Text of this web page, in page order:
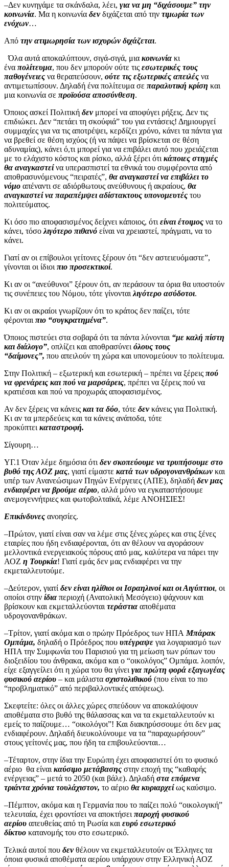
–Δεν κυνηγάμε τα σκάνδαλα, λέει, για να μη “διχάσουμε” την
κοινωνία. Μα η κοινωνία δενδιχάζεται από την τιμωρία των
ενόχων…
Από την ατιμωρησία των ισχυρών διχάζεται.
Όλα αυτά αποκαλύπτουν, σιγά-σιγά, μια κοινωνία κι
ένα πολίτευμα, που δεν μπορούν ούτε τις εσωτερικές τους
παθογένειες να θεραπεύσουν, ούτε τις εξωτερικές απειλές να
αντιμετωπίσουν. Δηλαδή ένα πολίτευμα σε παραλυτική κρίση και
μια κοινωνία σε προϊούσα αποσύνθεση.
Όποιος ασκεί Πολιτική δενμπορεί να αποφύγει ρήξεις. Δεν τις
επιδιώκει. Δεν “πετάει τη σκούφιά” του για εντάσεις! Δημιουργεί
συμμαχίες για να τις αποτρέψει, κερδίζει χρόνο, κάνει τα πάντα για
να βρεθεί σε θέση ισχύος (ή να πάψει να βρίσκεται σε θέση
αδυναμίας), κάνει ό,τι μπορεί για να επιβάλει αυτό που χρειάζεται
με το ελάχιστο κόστος και ρίσκο, αλλά ξέρει ότι κάποιες στιγμές
θα αναγκαστείνα υπερασπιστεί τα εθνικά του συμφέροντα από
αποθρασυνόμενους “πειρατές”, θα αναγκαστεί να επιβάλει το
νόμο απέναντι σε αδιόρθωτους ανεύθυνους ή ακραίους, θα
αναγκαστεί να παραπέμψει αδίστακτους υπονομευτές του
πολιτεύματος.
Κι όσο πιο αποφασισμένος δείχνει κάποιος, ότι είναι έτοιμος να το
κάνει, τόσο λιγότερο πιθανό είναι να χρειαστεί, πράγματι, να το
κάνει.
Γιατί αν οι επίβουλοι γείτονες ξέρουν ότι “δεν αστειευόμαστε”,
γίνονται οι ίδιοι πιο προσεκτικοί.
Κι αν οι “ανεύθυνοι” ξέρουν ότι, αν περάσουν τα όρια θα υποστούν
τις συνέπειες του Νόμου, τότε γίνονται λιγότερο ασύδοτοι.
Κι αν οι ακραίοι γνωρίζουν ότι το κράτος δεν παίζει, τότε
φέρονται πιο “συγκρατημένα”.
Όποιος πιστεύει στα σοβαρά ότι τα πάντα λύνονται “με καλή πίστη
και διάλογο”, οπλίζει και αποθρασύνει όλους τους
“δαίμονες”, που απειλούν τη χώρα και υπονομεύουν το πολίτευμα.
Στην Πολιτική – εξωτερική και εσωτερική – πρέπει να ξέρεις πού
να φρενάρεις και πού να μαρσάρεις, πρέπει να ξέρεις πού να
κρατιέσαι και πού να προχωράς αποφασισμένος.
Αν δεν ξέρεις να κάνεις και τα δύο, τότε δενκάνεις για Πολιτική.
Κι αν τα μπερδεύεις και τα κάνεις ανάποδα, τότε
προκύπτει καταστροφή.
Σίγουρη…
ΥΓ.1 Όταν λέμε δημόσια ότι δεν σκοπεύουμε να τρυπήσουμε στο
βυθό της ΑΟΖ μας, γιατί είμαστε κατά των υδρογονανθράκωνκαι
υπέρ των Ανανεώσιμων Πηγών Ενέργειες (ΑΠΕ), δηλαδή δεν μας
ενδιαφέρει να βρούμε αέριο, αλλά μόνο να εγκαταστήσουμε
ανεμογεννήτριες και φωτοβολταϊκά, λέμε ΑΝΟΗΣΙΕΣ!
Επικίνδυνες ανοησίες.
–Πρώτον, γιατί είναι σαν να λέμε στις ξένες χώρες και στις ξένες
εταιρίες που ήδη ενδιαφέρονται, ότι αν θέλουν να αγοράσουν
μελλοντικά ενεργειακούς πόρους από μας, καλύτερα να πάρει την
ΑΟΖ η Τουρκία! Γιατί εμάς δεν μας ενδιαφέρει να την
εκμεταλλευτούμε.
–Δεύτερον, γιατί δεν είναι ηλίθιοι οι Ισραηλινοί και οι Αιγύπτιοι, οι
οποίοι στην ίδια περιοχή (Ανατολική Μεσόγειο) ψάχνουν και
βρίσκουν και εκμεταλλεύονται τεράστια αποθέματα
υδρογονανθράκων.
–Τρίτον, γιατί ακόμα και ο πρώην Πρόεδρος των ΗΠΑ Μπάρακ
Ομπάμα, δηλαδή ο Πρόεδρος που υπέγραψε για λογαριασμό των
ΗΠΑ την Συμφωνία του Παρισιού για τη μείωση των ρύπων του
διοξειδίου του άνθρακα, ακόμα και ο “οικολόγος” Ομπάμα. λοιπόν,
είχε εξαγγείλει ότι η χώρα του θα γίνει για πρώτη φορά εξαγωγέας
φυσικού αερίου – και μάλιστα σχιστολιθικού (που είναι το πιο
“προβληματικό” από περιβαλλοντικές απόψεως).
Σκεφτείτε: όλες οι άλλες χώρες σπεύδουν να αποκαλύψουν
αποθέματα στο βυθό της θάλασσας και να τα εκμεταλλευτούν κι
εμείς το παίζουμε… “οικολόγοι”! Και διακηρύσσουμε ότι δεν μας
ενδιαφέρουν. Δηλαδή διευκολύνουμε να τα “παραχωρήσουν”
στους γείτονές μας, που ήδη τα επιβουλεύονται…
–Τέταρτον, στην ίδια την Ευρώπη έχει αποφασιστεί ότι το φυσικό
αέριο θα είναι καύσιμο μετάβασης στην εποχή της “καθαρής
ενέργειας” – μετά το 2050 (και βάλε). Δηλαδή στα επόμενα
τριάντα χρόνια τουλάχιστον, το αέριο θα κυριαρχείως καύσιμο.
–Πέμπτον, ακόμα και η Γερμανία που το παίζει πολύ “οικολογική”
τελευταία, έχει φροντίσει να αποκτήσει παροχή φυσικού
αερίου απευθείας από τη Ρωσία και ευρύ εσωτερικό
δίκτυο κατανομής του στο εσωτερικό.
Τελικά αυτοί που δενθέλουν να εκμεταλλευτούν οι Έλληνες τα
όποια φυσικά αποθέματα αερίου υπάρχουν στην Ελληνική ΑΟΖ